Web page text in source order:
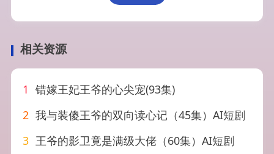
相关资源
1 错嫁王妃王爷的心尖宠(93集)
2 我与装傻王爷的双向读心记（45集）AI短剧
3 王爷的影卫竟是满级大佬（60集）AI短剧